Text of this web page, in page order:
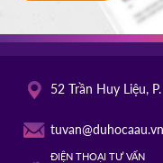
52 Trần Huy Liệu,
tuvan@duhocaau.vn
ĐIỆN THOẠI TƯ VẤN